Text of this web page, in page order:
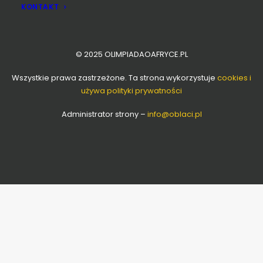
KONTAKT
© 2025 OLIMPIADAOAFRYCE.PL
Wszystkie prawa zastrzeżone. Ta strona wykorzystuje cookies i
używa polityki prywatności
Administrator strony – info@oblaci.pl